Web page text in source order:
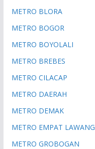
METRO BLORA
METRO BOGOR
METRO BOYOLALI
METRO BREBES
METRO CILACAP
METRO DAERAH
METRO DEMAK
METRO EMPAT LAWANG
METRO GROBOGAN